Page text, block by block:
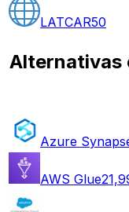
LATCAR50
Alternativas
Azure
AWS Glue